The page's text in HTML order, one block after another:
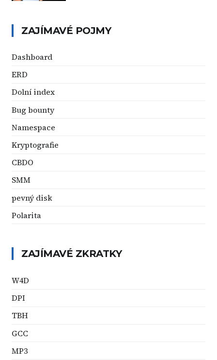
ZAJÍMAVÉ POJMY
Dashboard
ERD
Dolní index
Bug bounty
Namespace
Kryptografie
CBDO
SMM
pevný disk
Polarita
ZAJÍMAVÉ ZKRATKY
W4D
DPI
TBH
GCC
MP3